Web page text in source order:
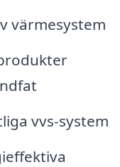
värmesystem
vvs-system